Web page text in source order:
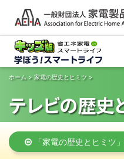
ホーム > 家電の歴史とヒミツ>
テレビの歴史
「家電の歴史とヒミツ